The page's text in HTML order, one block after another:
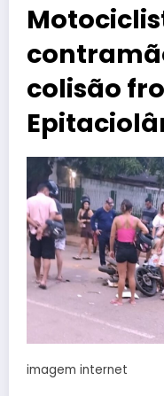
colisão
imagem internet